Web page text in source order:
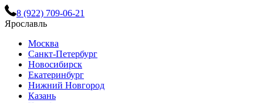
8 (922) 709-06-21
Ярославль
Москва
Санкт-Петербург
Новосибирск
Екатеринбург
Нижний Новгород
Казань